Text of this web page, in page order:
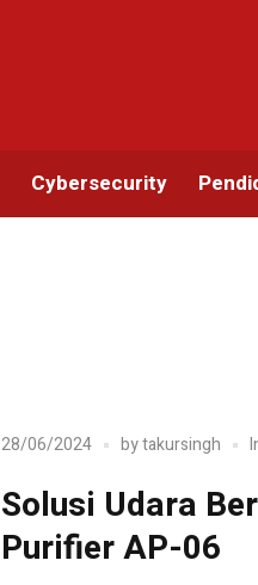
Cybersecurity
28/06/2024 bytakursingh
Solusi Udara
Purifier AP-06